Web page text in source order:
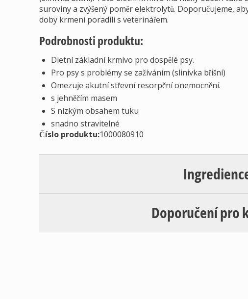
suroviny a zvýšený poměr elektrolytů. Doporučujeme,
doby krmení poradili s veterinářem.
Podrobnosti produktu:
Dietní základní krmivo pro dospělé psy.
Pro psy s problémy se zažíváním (slinivka břišní)
Omezuje akutní střevní resorpční onemocnění.
s jehněčím masem
S nízkým obsahem tuku
snadno stravitelné
Číslo produktu:1000080910
Doporučení pro